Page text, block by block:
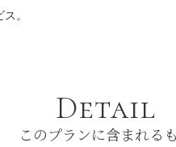
。
Detail
このプランに含まれる